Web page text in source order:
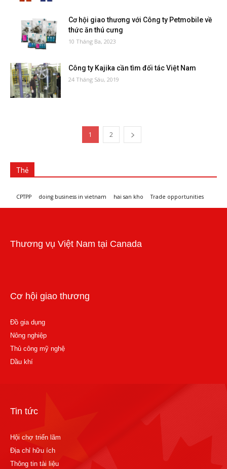
Cơ hội giao thương với Công ty Petmobile về
thức ăn thú cưng
10 Tháng Ba, 2023
Công ty Kajika cần tìm đối tác Việt Nam
24 Tháng Sáu, 2019
1 2
Thẻ
CPTPP doing business in vietnam hai san kho Trade opportunities
Thương vụ Việt Nam tại Canada
Cơ hội giao thương
Đồ gia dụng
Nông nghiệp
Thủ công mỹ nghệ
Dầu khí
Tin tức
Hội chợ triển lãm
Địa chỉ hữu ích
Thông tin tài liệu